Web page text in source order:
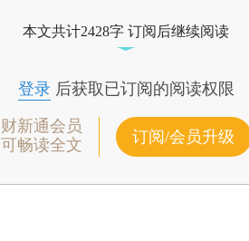
本文共计2428字 订阅后继续阅读
登录后获取已订阅的阅读权限
财新通会员
可畅读全文
订阅/会员升级